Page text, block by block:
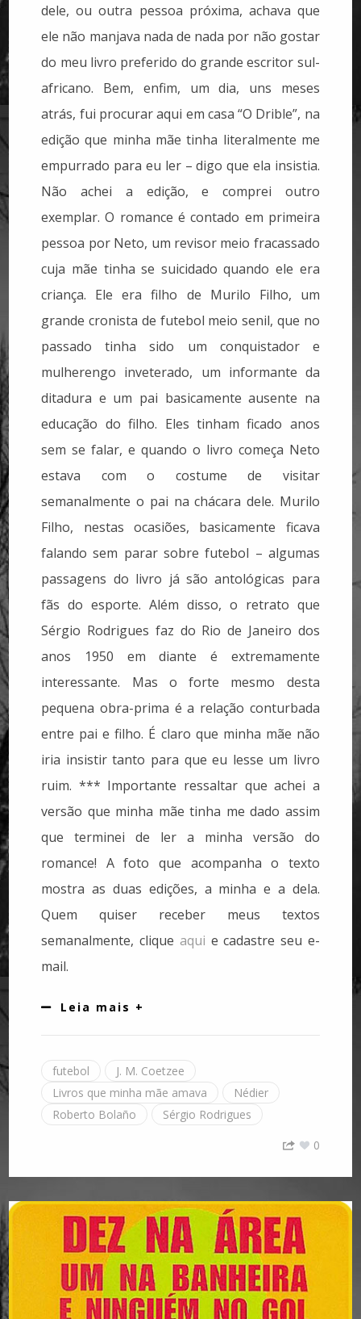
dele, ou outra pessoa próxima, achava que
ele não manjava nada de nada por não gostar
do meu livro preferido do grande escritor sul-
africano. Bem, enfim, um dia, uns meses
atrás, fui procurar aqui em casa “O Drible”, na
edição que minha mãe tinha literalmente me
empurrado para eu ler – digo que ela insistia.
Não achei a edição, e comprei outro
exemplar. O romance é contado em primeira
pessoa por Neto, um revisor meio fracassado
cuja mãe tinha se suicidado quando ele era
criança. Ele era filho de Murilo Filho, um
grande cronista de futebol meio senil, que no
passado tinha sido um conquistador e
mulherengo inveterado, um informante da
ditadura e um pai basicamente ausente na
educação do filho. Eles tinham ficado anos
sem se falar, e quando o livro começa Neto
estava com o costume de visitar
semanalmente o pai na chácara dele. Murilo
Filho, nestas ocasiões, basicamente ficava
falando sem parar sobre futebol – algumas
passagens do livro já são antológicas para
fãs do esporte. Além disso, o retrato que
Sérgio Rodrigues faz do Rio de Janeiro dos
anos 1950 em diante é extremamente
interessante. Mas o forte mesmo desta
pequena obra-prima é a relação conturbada
entre pai e filho. É claro que minha mãe não
iria insistir tanto para que eu lesse um livro
ruim. *** Importante ressaltar que achei a
versão que minha mãe tinha me dado assim
que terminei de ler a minha versão do
romance! A foto que acompanha o texto
mostra as duas edições, a minha e a dela.
Quem quiser receber meus textos
semanalmente, clique aqui e cadastre seu e-
mail.
Leia mais +
futebol
J. M. Coetzee
Livros que minha mãe amava
Nédier
Roberto Bolaño
Sérgio Rodrigues
0